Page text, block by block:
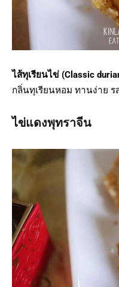
ไส้ทุเรียนไข่ (Classic
กลิ่นทุเรียนหอม ทานง่าย ร
ไข่แดงพุทราจีน